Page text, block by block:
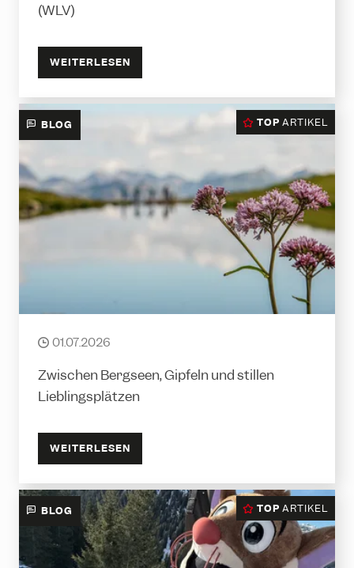
(WLV)
WEITERLESEN
langsamer vergeht
BLOG TOP ARTIKEL
date
01.07.2026
Zwischen Bergseen, Gipfeln und stillen
Lieblingsplätzen
WEITERLESEN
BLOG TOP ARTIKEL